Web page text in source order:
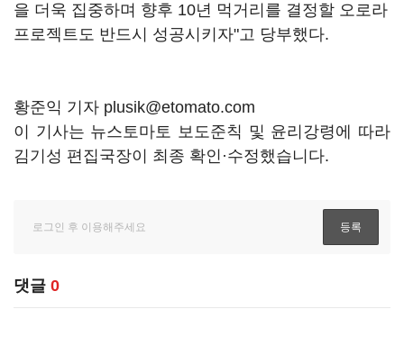
을 더욱 집중하며 향후 10년 먹거리를 결정할 오로라
프로젝트도 반드시 성공시키자"고 당부했다.
황준익 기자 plusik@etomato.com
이 기사는 뉴스토마토 보도준칙 및 윤리강령에 따라
김기성 편집국장이 최종 확인·수정했습니다.
댓글 0